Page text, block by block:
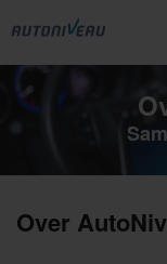
Over